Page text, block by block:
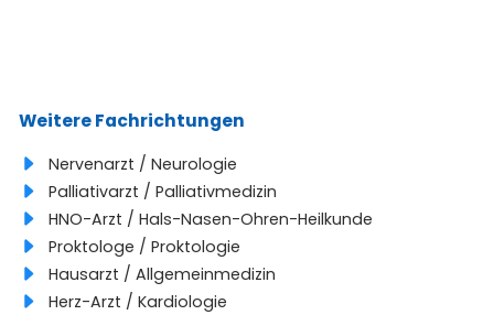
Weitere Fachrichtungen
Nervenarzt / Neurologie
Palliativarzt / Palliativmedizin
HNO-Arzt / Hals-Nasen-Ohren-Heilkunde
Proktologe / Proktologie
Hausarzt / Allgemeinmedizin
Herz-Arzt / Kardiologie